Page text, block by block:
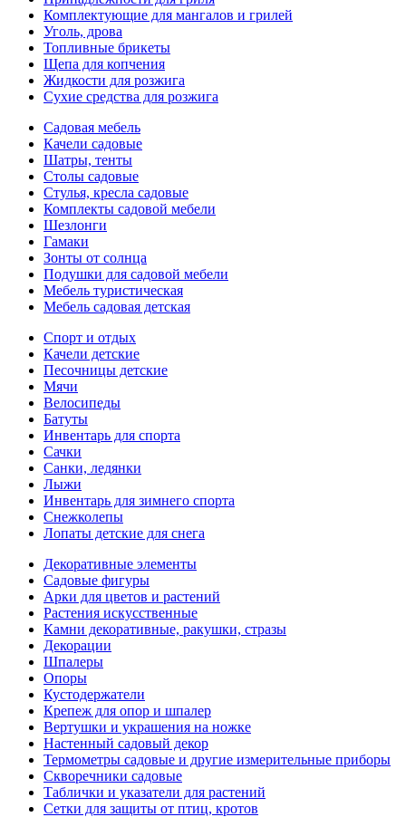
Комплектующие для мангалов и грилей
Уголь, дрова
Топливные брикеты
Щепа для копчения
Жидкости для розжига
Сухие средства для розжига
Садовая мебель
Качели садовые
Шатры, тенты
Столы садовые
Стулья, кресла садовые
Комплекты садовой мебели
Шезлонги
Гамаки
Зонты от солнца
Подушки для садовой мебели
Мебель туристическая
Мебель садовая детская
Спорт и отдых
Качели детские
Песочницы детские
Мячи
Велосипеды
Батуты
Инвентарь для спорта
Сачки
Санки, ледянки
Лыжи
Инвентарь для зимнего спорта
Снежколепы
Лопаты детские для снега
Декоративные элементы
Садовые фигуры
Арки для цветов и растений
Растения искусственные
Камни декоративные, ракушки, стразы
Декорации
Шпалеры
Опоры
Кустодержатели
Крепеж для опор и шпалер
Вертушки и украшения на ножке
Настенный садовый декор
Термометры садовые и другие измерительные приборы
Скворечники садовые
Таблички и указатели для растений
Сетки для защиты от птиц, кротов